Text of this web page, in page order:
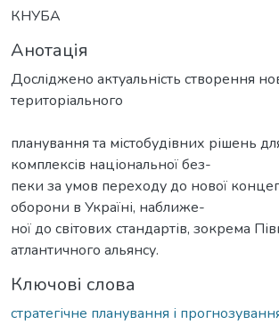
КНУБА
Анотація
Досліджено актуальність створення
територіального
планування та містобудівних рішень
комплексів національної без-
пеки за умов переходу до нової
оборони в Україні, наближе-
ної до світових стандартів, зокрема
атлантичного альянсу.
Ключові слова
стратегічне планування і